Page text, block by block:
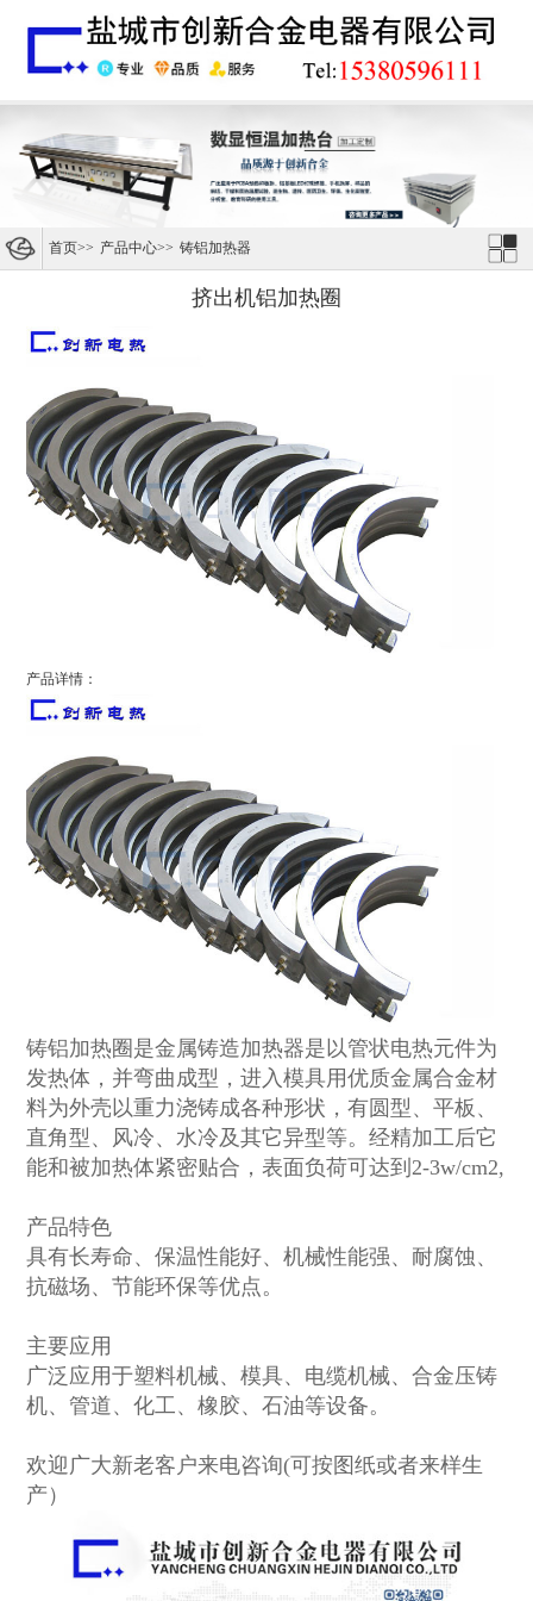
首页>> 产品中心>> 铸铝加热器
挤出机铝加热圈
产品详情：
铸铝加热圈是金属铸造加热器是以管状电热元件为
发热体，并弯曲成型，进入模具用优质金属合金材
料为外壳以重力浇铸成各种形状，有圆型、平板、
直角型、风冷、水冷及其它异型等。经精加工后它
能和被加热体紧密贴合，表面负荷可达到2-3w/cm2,
产品特色
具有长寿命、保温性能好、机械性能强、耐腐蚀、
抗磁场、节能环保等优点。
主要应用
广泛应用于塑料机械、模具、电缆机械、合金压铸
机、管道、化工、橡胶、石油等设备。
欢迎广大新老客户来电咨询(可按图纸或者来样生
产）